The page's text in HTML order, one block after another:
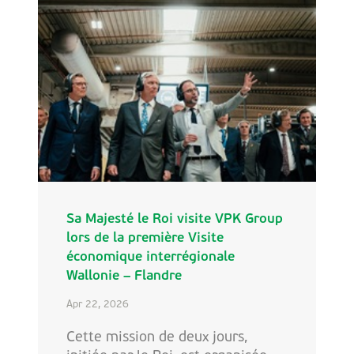
Sa Majesté le Roi visite VPK Group
lors de la première Visite
économique interrégionale
Wallonie – Flandre
Apr 22, 2026
Cette mission de deux jours,